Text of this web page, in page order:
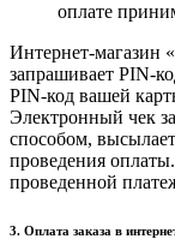
оплате
Интернет-магазин
запрашивает PIN-
PIN-код вашей
Электронный чек
способом,
проведения
проведенной
3. Оплата заказа в